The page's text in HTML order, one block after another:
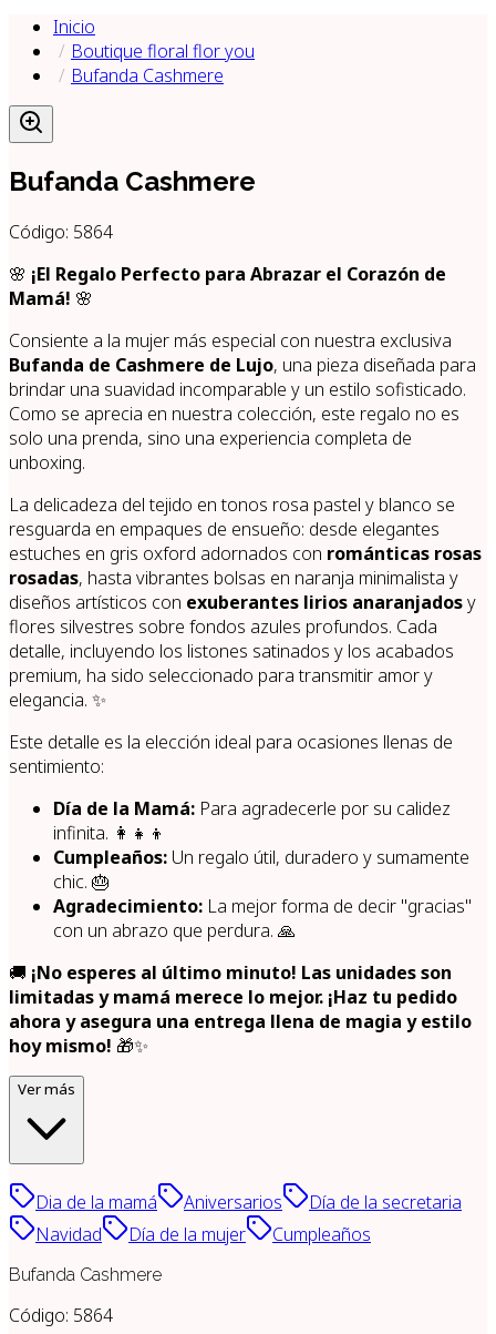
Inicio
Boutique floral flor you
Bufanda Cashmere
Bufanda Cashmere
Código: 5864
🌸 ¡El Regalo Perfecto para Abrazar el Corazón de
Mamá! 🌸
Consiente a la mujer más especial con nuestra exclusiva
Bufanda de Cashmere de Lujo, una pieza diseñada para
brindar una suavidad incomparable y un estilo sofisticado.
Como se aprecia en nuestra colección, este regalo no es
solo una prenda, sino una experiencia completa de
unboxing.
La delicadeza del tejido en tonos rosa pastel y blanco se
resguarda en empaques de ensueño: desde elegantes
estuches en gris oxford adornados con románticas rosas
rosadas, hasta vibrantes bolsas en naranja minimalista y
diseños artísticos con exuberantes lirios anaranjadosy
flores silvestres sobre fondos azules profundos. Cada
detalle, incluyendo los listones satinados y los acabados
premium, ha sido seleccionado para transmitir amor y
elegancia. ✨
Este detalle es la elección ideal para ocasiones llenas de
sentimiento:
Día de la Mamá: Para agradecerle por su calidez
infinita. 👩‍👧‍👦
Cumpleaños: Un regalo útil, duradero y sumamente
chic. 🎂
Agradecimiento: La mejor forma de decir "gracias"
con un abrazo que perdura. 🙏
🚚 ¡No esperes al último minuto! Las unidades son
limitadas y mamá merece lo mejor. ¡Haz tu pedido
ahora y asegura una entrega llena de magia y estilo
hoy mismo! 🎁✨
Ver más
Dia de la mamá Aniversarios
Día de la secretaria
Navidad
Día de la mujer Cumpleaños
Bufanda Cashmere
Código: 5864